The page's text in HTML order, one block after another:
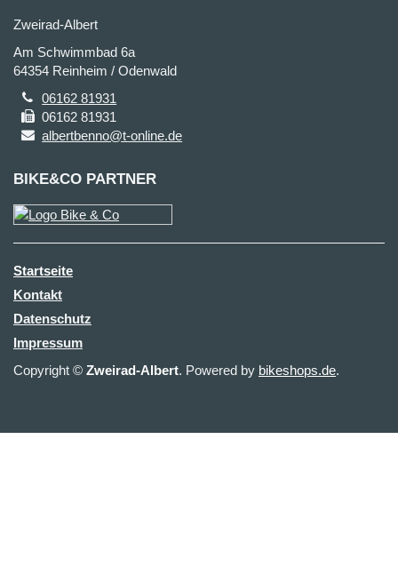
Zweirad-Albert
Am Schwimmbad 6a
64354 Reinheim / Odenwald
06162 81931
06162 81931
albertbenno@t-online.de
BIKE&CO PARTNER
Startseite
Kontakt
Datenschutz
Impressum
Copyright © Zweirad-Albert. Powered by bikeshops.de.